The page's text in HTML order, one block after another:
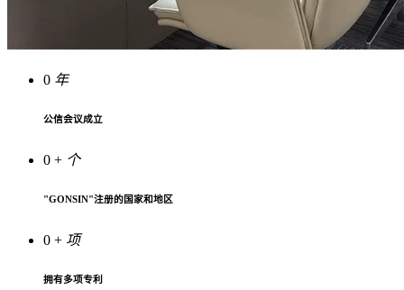
0 年
公信会议成立
0 + 个
"GONSIN"注册的国家和地区
0 + 项
拥有多项专利